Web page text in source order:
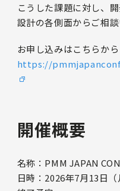
こうした課題に対し、
設計の各側面からご相談
お申し込みはこちらから
https://
開催概要
名称：PMM JAPAN
日時：2026年7月13日